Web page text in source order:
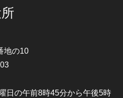
地の10
日の午前8時45分から午後5時